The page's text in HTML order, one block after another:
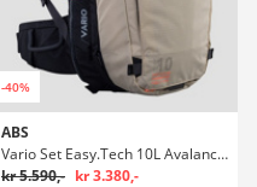
-40%
ABS
Vario Set Easy.Tech 10L Avalanche Rygsæk
kr 5.590,- kr 3.380,-